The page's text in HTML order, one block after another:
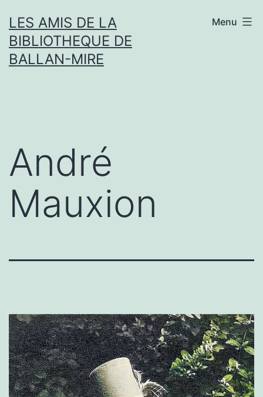
au
contenu
LES AMIS DE LA
BIBLIOTHEQUE DE
BALLAN-MIRE
Menu
André
Mauxion